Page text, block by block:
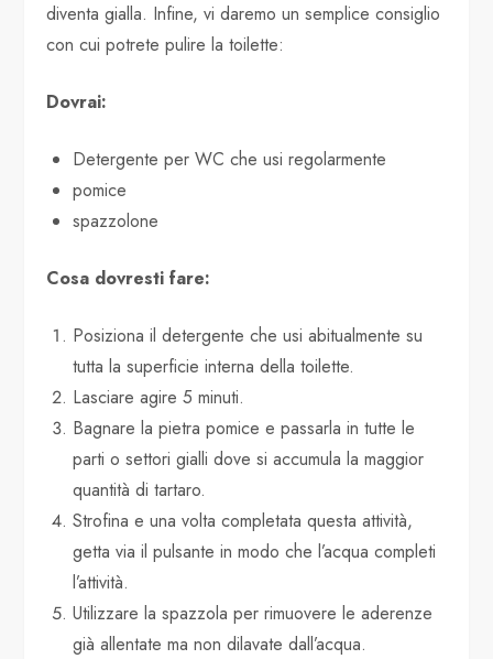
diventa gialla. Infine, vi daremo un semplice consiglio
con cui potrete pulire la toilette:
Dovrai:
Detergente per WC che usi regolarmente
pomice
spazzolone
Cosa dovresti fare:
Posiziona il detergente che usi abitualmente su
tutta la superficie interna della toilette.
Lasciare agire 5 minuti.
Bagnare la pietra pomice e passarla in tutte le
parti o settori gialli dove si accumula la maggior
quantità di tartaro.
Strofina e una volta completata questa attività,
getta via il pulsante in modo che l’acqua completi
l’attività.
Utilizzare la spazzola per rimuovere le aderenze
già allentate ma non dilavate dall’acqua.